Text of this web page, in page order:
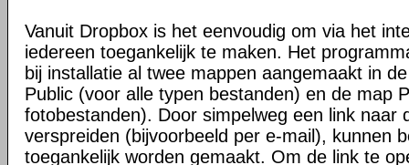
Vanuit Dropbox is het eenvoudig om via het
iedereen toegankelijk te maken. Het
bij installatie al twee mappen aangemaakt in
Public (voor alle typen bestanden) en de map
fotobestanden). Door simpelweg een link naar
verspreiden (bijvoorbeeld per e-mail), kunnen
toegankelijk worden gemaakt. Om de link te